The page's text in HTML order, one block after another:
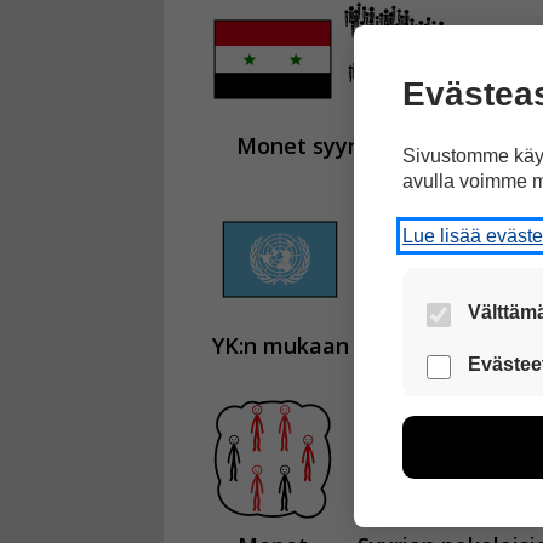
Monet syyrialaiset
YK:n mukaan
Sivustomme
avulla voimme
Lue lisää
Nämä
voimme
esimerkiksi
kuitenkaan